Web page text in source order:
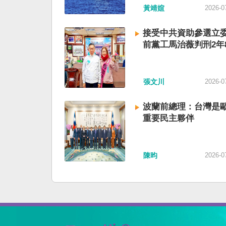
黃靖媗 2026-
接受中共資助參選立
前黨工馬治薇判刑2
張文川 2026-
波蘭前總理：台灣是
重要民主夥伴
陳昀 2026-